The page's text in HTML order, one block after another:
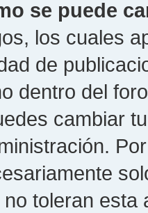
se puede
los cuales
de
dentro del
cambiar
toleran esta